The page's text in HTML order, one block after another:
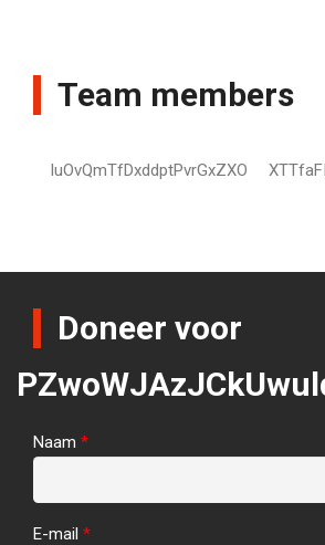
Team members
IuOvQmTfDxddptPvrGxZXO
Doneer voor
Naam *
E-mail *